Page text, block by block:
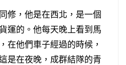
修，他是在西北，是一個
運的。他每天晚上看到馬
在他們車子經過的時候，
是在夜晚，成群結隊的青